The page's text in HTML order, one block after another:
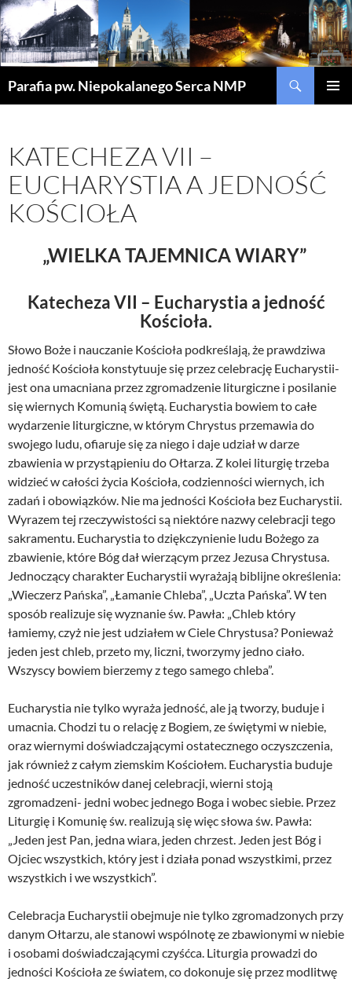
Parafia pw. Niepokalanego Serca NMP
KATECHEZA VII –
EUCHARYSTIA A JEDNOŚĆ
KOŚCIOŁA
„WIELKA TAJEMNICA WIARY”
Katecheza VII – Eucharystia a jedność
Kościoła.
Słowo Boże i nauczanie Kościoła podkreślają, że prawdziwa
jedność Kościoła konstytuuje się przez celebrację Eucharystii-
jest ona umacniana przez zgromadzenie liturgiczne i posilanie
się wiernych Komunią świętą. Eucharystia bowiem to całe
wydarzenie liturgiczne, w którym Chrystus przemawia do
swojego ludu, ofiaruje się za niego i daje udział w darze
zbawienia w przystąpieniu do Ołtarza. Z kolei liturgię trzeba
widzieć w całości życia Kościoła, codzienności wiernych, ich
zadań i obowiązków. Nie ma jedności Kościoła bez Eucharystii.
Wyrazem tej rzeczywistości są niektóre nazwy celebracji tego
sakramentu. Eucharystia to dziękczynienie ludu Bożego za
zbawienie, które Bóg dał wierzącym przez Jezusa Chrystusa.
Jednoczący charakter Eucharystii wyrażają biblijne określenia:
„Wieczerz Pańska”, „Łamanie Chleba”, „Uczta Pańska”. W ten
sposób realizuje się wyznanie św. Pawła: „Chleb który
łamiemy, czyż nie jest udziałem w Ciele Chrystusa? Ponieważ
jeden jest chleb, przeto my, liczni, tworzymy jedno ciało.
Wszyscy bowiem bierzemy z tego samego chleba”.
Eucharystia nie tylko wyraża jedność, ale ją tworzy, buduje i
umacnia. Chodzi tu o relację z Bogiem, ze świętymi w niebie,
oraz wiernymi doświadczającymi ostatecznego oczyszczenia,
jak również z całym ziemskim Kościołem. Eucharystia buduje
jedność uczestników danej celebracji, wierni stoją
zgromadzeni- jedni wobec jednego Boga i wobec siebie. Przez
Liturgię i Komunię św. realizują się więc słowa św. Pawła:
„Jeden jest Pan, jedna wiara, jeden chrzest. Jeden jest Bóg i
Ojciec wszystkich, który jest i działa ponad wszystkimi, przez
wszystkich i we wszystkich”.
Celebracja Eucharystii obejmuje nie tylko zgromadzonych przy
danym Ołtarzu, ale stanowi wspólnotę ze zbawionymi w niebie
i osobami doświadczającymi czyśćca. Liturgia prowadzi do
jedności Kościoła ze światem, co dokonuje się przez modlitwę